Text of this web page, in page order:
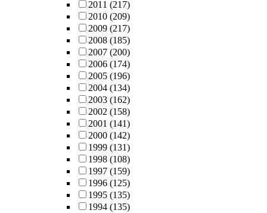
2011 (217)
2010 (209)
2009 (217)
2008 (185)
2007 (200)
2006 (174)
2005 (196)
2004 (134)
2003 (162)
2002 (158)
2001 (141)
2000 (142)
1999 (131)
1998 (108)
1997 (159)
1996 (125)
1995 (135)
1994 (135)